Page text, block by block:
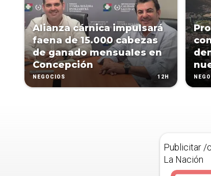
Alianza cárnica impulsará
faena de 15.000 cabezas
de ganado mensuales en
Concepción
NEGOCIOS 12H
Publicitar /
La Nación